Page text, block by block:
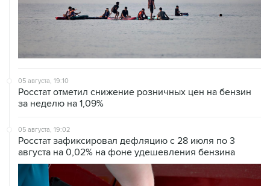
05 августа, 19:10
Росстат отметил снижение розничных цен на бензин
за неделю на 1,09%
05 августа, 19:02
Росстат зафиксировал дефляцию с 28 июля по 3
августа на 0,02% на фоне удешевления бензина